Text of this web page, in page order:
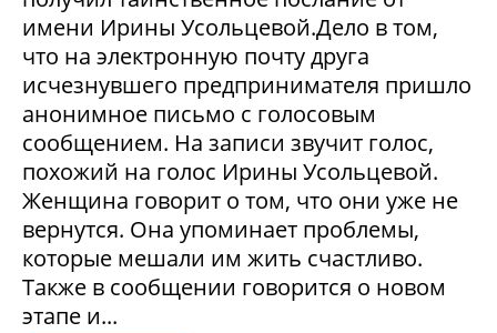
имени Ирины Усольцевой.Дело в том,
что на электронную почту друга
исчезнувшего предпринимателя пришло
анонимное письмо с голосовым
сообщением. На записи звучит голос,
похожий на голос Ирины Усольцевой.
Женщина говорит о том, что они уже не
вернутся. Она упоминает проблемы,
которые мешали им жить счастливо.
Также в сообщении говорится о новом
этапе и...